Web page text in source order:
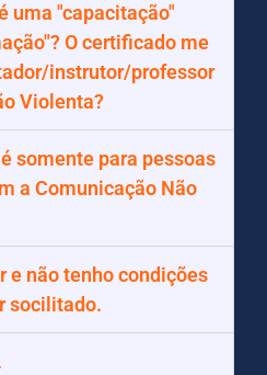
uma "capacitação"
O certificado me
instrutor/professor
Violenta?
somente para pessoas
a Comunicação Não
e não tenho condições
socilitado.